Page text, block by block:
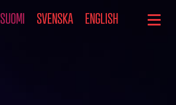
SUOMI SVENSKA ENGLISH